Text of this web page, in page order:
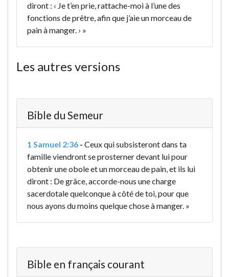
diront : ‹ Je t’en prie, rattache-moi à l’une des
fonctions de prêtre, afin que j’aie un morceau de
pain à manger. › »
Les autres versions
Bible du Semeur
1 Samuel 2:36 - Ceux qui subsisteront dans ta
famille viendront se prosterner devant lui pour
obtenir une obole et un morceau de pain, et ils lui
diront : De grâce, accorde-nous une charge
sacerdotale quelconque à côté de toi, pour que
nous ayons du moins quelque chose à manger. »
Bible en français courant